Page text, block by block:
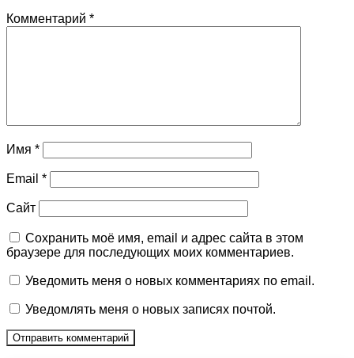
Комментарий *
Имя *
Email *
Сайт
Сохранить моё имя, email и адрес сайта в этом
браузере для последующих моих комментариев.
Уведомить меня о новых комментариях по email.
Уведомлять меня о новых записях почтой.